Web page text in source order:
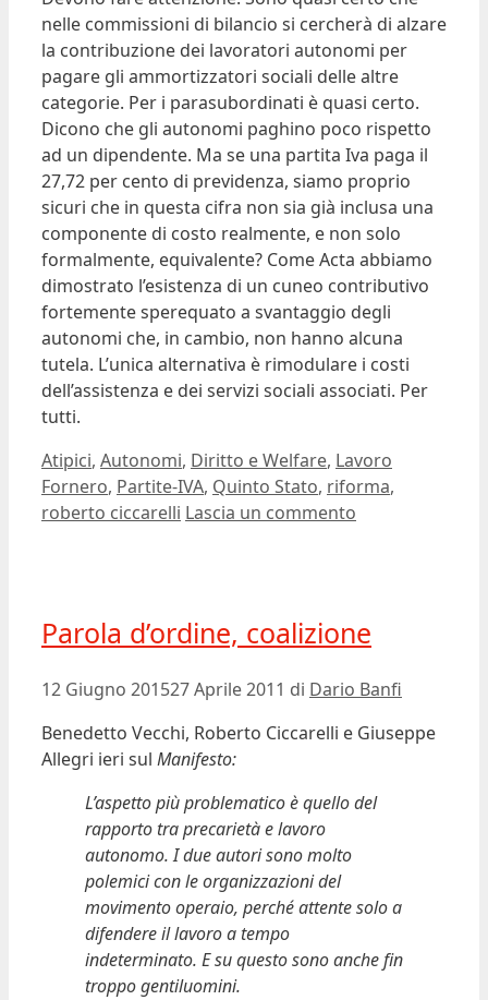
nelle commissioni di bilancio si cercherà di alzare
la contribuzione dei lavoratori autonomi per
pagare gli ammortizzatori sociali delle altre
categorie. Per i parasubordinati è quasi certo.
Dicono che gli autonomi paghino poco rispetto
ad un dipendente. Ma se una partita Iva paga il
27,72 per cento di previdenza, siamo proprio
sicuri che in questa cifra non sia già inclusa una
componente di costo realmente, e non solo
formalmente, equivalente? Come Acta abbiamo
dimostrato l’esistenza di un cuneo contributivo
fortemente sperequato a svantaggio degli
autonomi che, in cambio, non hanno alcuna
tutela. L’unica alternativa è rimodulare i costi
dell’assistenza e dei servizi sociali associati. Per
tutti.
Categorie
Atipici, Autonomi, Diritto e Welfare, Lavoro
Fornero, Partite-IVA, Quinto Stato, riforma,
roberto ciccarelli Lascia un commento
Parola d’ordine, coalizione
12 Giugno 201527 Aprile 2011 di Dario Banfi
Benedetto Vecchi, Roberto Ciccarelli e Giuseppe
Allegri ieri sul Manifesto:
L’aspetto più problematico è quello del
rapporto tra precarietà e lavoro
autonomo. I due autori sono molto
polemici con le organizzazioni del
movimento operaio, perché attente solo a
difendere il lavoro a tempo
indeterminato. E su questo sono anche fin
troppo gentiluomini.